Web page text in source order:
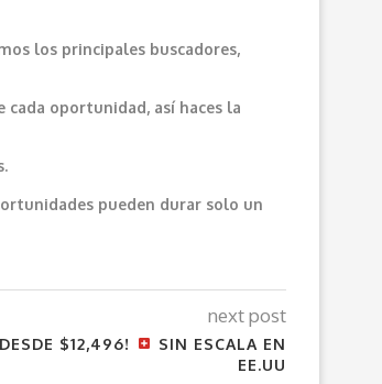
los principales buscadores,
oportunidad, así haces la
pueden durar solo un
next post
$12,496!
SIN ESCALA EN
EE.UU